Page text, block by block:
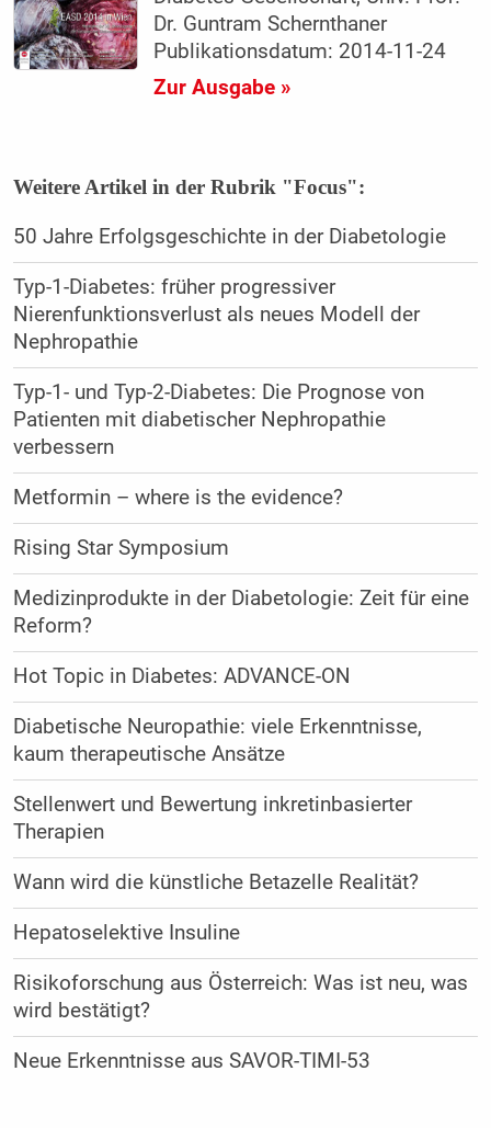
Dr. Guntram Schernthaner
Publikationsdatum: 2014-11-24
Zur Ausgabe »
Weitere Artikel in der Rubrik "Focus":
50 Jahre Erfolgsgeschichte in der Diabetologie
Typ-1-Diabetes: früher progressiver
Nierenfunktionsverlust als neues Modell der
Nephropathie
Typ-1- und Typ-2-Diabetes: Die Prognose von
Patienten mit diabetischer Nephropathie
verbessern
Metformin – where is the evidence?
Rising Star Symposium
Medizinprodukte in der Diabetologie: Zeit für eine
Reform?
Hot Topic in Diabetes: ADVANCE-ON
Diabetische Neuropathie: viele Erkenntnisse,
kaum therapeutische Ansätze
Stellenwert und Bewertung inkretinbasierter
Therapien
Wann wird die künstliche Betazelle Realität?
Hepatoselektive Insuline
Risikoforschung aus Österreich: Was ist neu, was
wird bestätigt?
Neue Erkenntnisse aus SAVOR-TIMI-53